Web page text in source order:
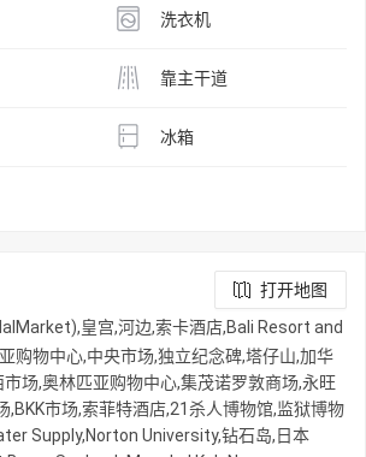
洗衣机
靠主干道
冰箱
打开地图
皇宫,河边,索卡酒店,Bali Resort and
购物中心,中央市场,独立纪念碑,塔仔山,加华
场,奥林匹亚购物中心,集茂诺罗敦商场,永旺
,BKK市场,索菲特酒店,21杀人博物馆,监狱博物
Supply,Norton University,钻石岛,日本